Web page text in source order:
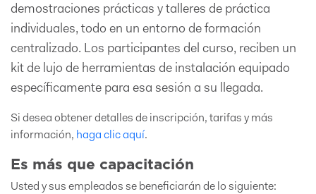
demostraciones prácticas y talleres de práctica
individuales, todo en un entorno de formación
centralizado. Los participantes del curso, reciben un
kit de lujo de herramientas de instalación equipado
específicamente para esa sesión a su llegada.
Si desea obtener detalles de inscripción, tarifas y más
información, haga clic aquí.
Es más que capacitación
Usted y sus empleados se beneficiarán de lo siguiente: